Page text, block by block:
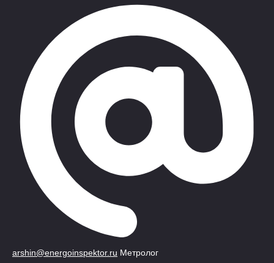
arshin@energoinspektor.ru Метролог